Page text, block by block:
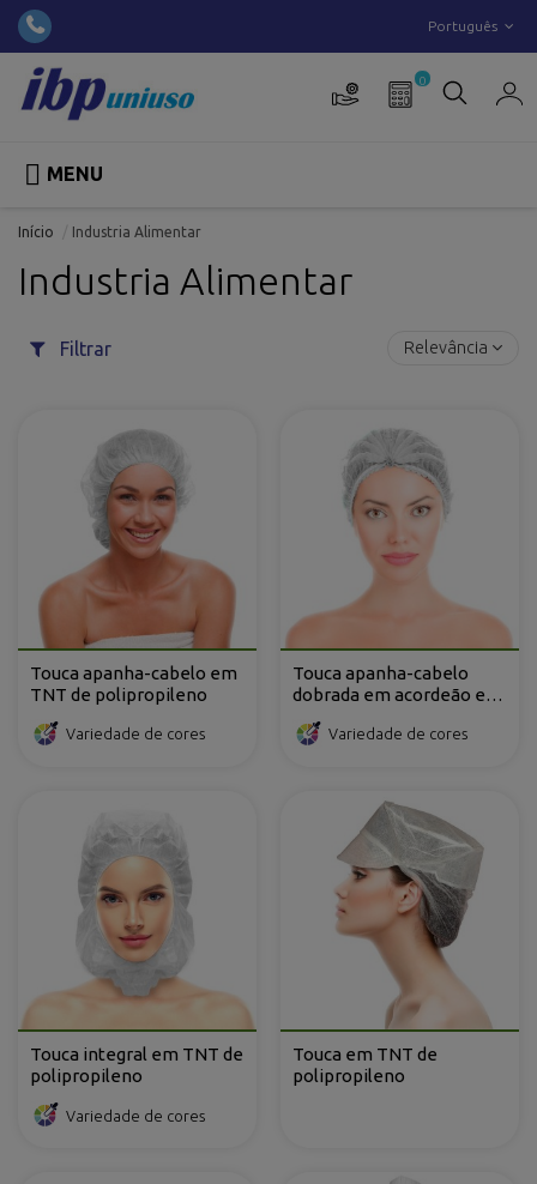
Português
0
 MENU
Início Industria Alimentar
Industria Alimentar
Filtrar Relevância
Touca apanha-cabelo em
TNT de polipropileno
Variedade de cores
Touca apanha-cabelo
dobrada em acordeão em
com 2 elásticos
Variedade de cores
Touca integral em TNT de
polipropileno
Variedade de cores
Touca em TNT de
polipropileno